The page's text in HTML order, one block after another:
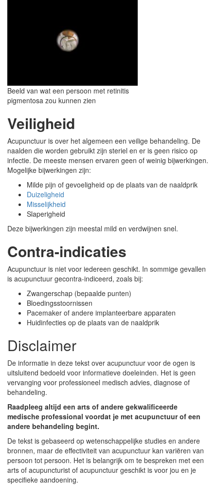
Beeld van wat een persoon met retinitis
pigmentosa zou kunnen zien
Veiligheid
Acupunctuur is over het algemeen een veilige behandeling. De
naalden die worden gebruikt zijn steriel en er is geen risico op
infectie. De meeste mensen ervaren geen of weinig bijwerkingen.
Mogelijke bijwerkingen zijn:
Milde pijn of gevoeligheid op de plaats van de naaldprik
Duizeligheid
Misselijkheid
Slaperigheid
Deze bijwerkingen zijn meestal mild en verdwijnen snel.
Contra-indicaties
Acupunctuur is niet voor iedereen geschikt. In sommige gevallen
is acupunctuur gecontra-indiceerd, zoals bij:
Zwangerschap (bepaalde punten)
Bloedingsstoornissen
Pacemaker of andere implanteerbare apparaten
Huidinfecties op de plaats van de naaldprik
Disclaimer
De informatie in deze tekst over acupunctuur voor de ogen is
uitsluitend bedoeld voor informatieve doeleinden. Het is geen
vervanging voor professioneel medisch advies, diagnose of
behandeling.
Raadpleeg altijd een arts of andere gekwalificeerde
medische professional voordat je met acupunctuur of een
andere behandeling begint.
De tekst is gebaseerd op wetenschappelijke studies en andere
bronnen, maar de effectiviteit van acupunctuur kan variëren van
persoon tot persoon. Het is belangrijk om te bespreken met een
arts of acupuncturist of acupunctuur geschikt is voor jou en je
specifieke aandoening.